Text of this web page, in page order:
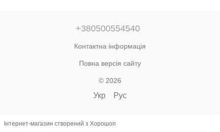
+380500554540
Контактна інформація
Повна версія сайту
© 2026
Укр Рус
Інтернет-магазин створений з Хорошоп